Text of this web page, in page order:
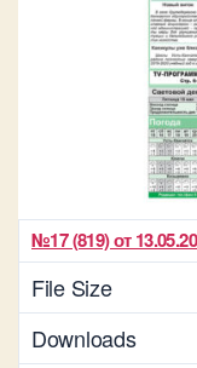
№17 (819) от
File Size
Downloads